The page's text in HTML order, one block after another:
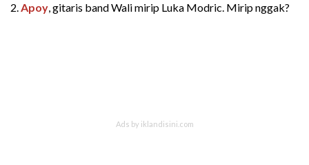
2.Apoy, gitaris band Wali mirip Luka Modric. Mirip nggak?